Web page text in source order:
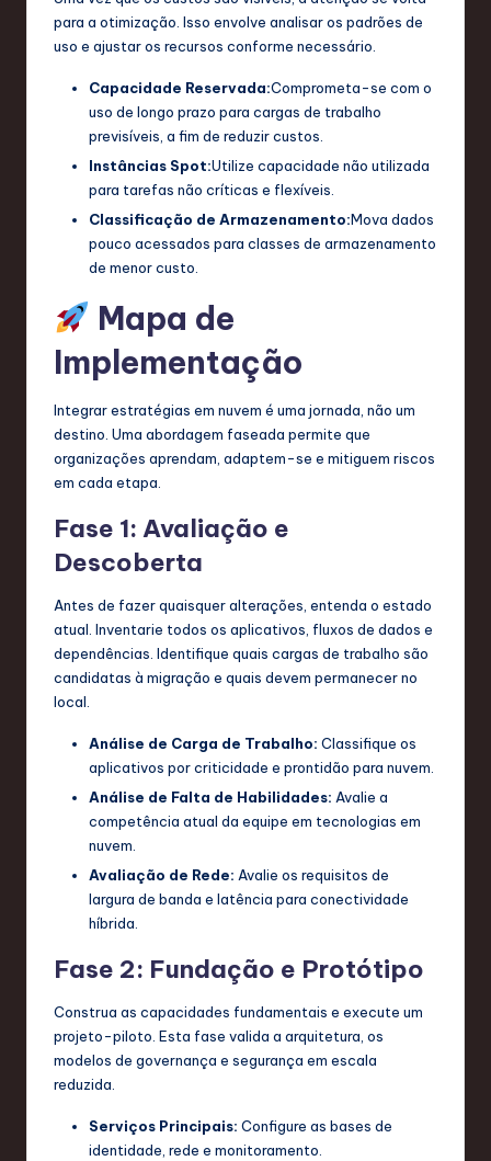
para a otimização. Isso envolve analisar os padrões de
uso e ajustar os recursos conforme necessário.
Capacidade Reservada:Comprometa-se com o
uso de longo prazo para cargas de trabalho
previsíveis, a fim de reduzir custos.
Instâncias Spot:Utilize capacidade não utilizada
para tarefas não críticas e flexíveis.
Classificação de Armazenamento:Mova dados
pouco acessados para classes de armazenamento
de menor custo.
Mapa de
Implementação
Integrar estratégias em nuvem é uma jornada, não um
destino. Uma abordagem faseada permite que
organizações aprendam, adaptem-se e mitiguem riscos
em cada etapa.
Fase 1: Avaliação e
Descoberta
Antes de fazer quaisquer alterações, entenda o estado
atual. Inventarie todos os aplicativos, fluxos de dados e
dependências. Identifique quais cargas de trabalho são
candidatas à migração e quais devem permanecer no
local.
Análise de Carga de Trabalho: Classifique os
aplicativos por criticidade e prontidão para nuvem.
Análise de Falta de Habilidades: Avalie a
competência atual da equipe em tecnologias em
nuvem.
Avaliação de Rede: Avalie os requisitos de
largura de banda e latência para conectividade
híbrida.
Fase 2: Fundação e Protótipo
Construa as capacidades fundamentais e execute um
projeto-piloto. Esta fase valida a arquitetura, os
modelos de governança e segurança em escala
reduzida.
Serviços Principais: Configure as bases de
identidade, rede e monitoramento.